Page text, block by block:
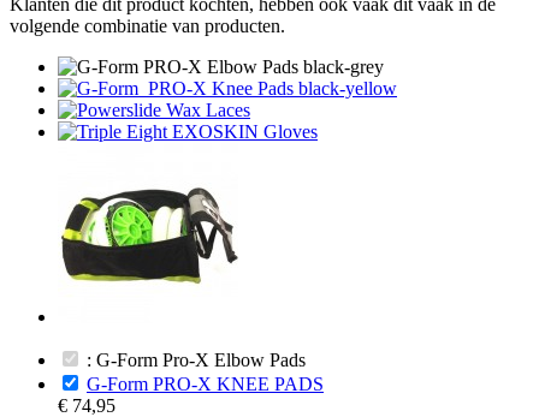
volgende combinatie van producten.
: G-Form Pro-X Elbow Pads
G-Form PRO-X KNEE PADS
€ 74,95